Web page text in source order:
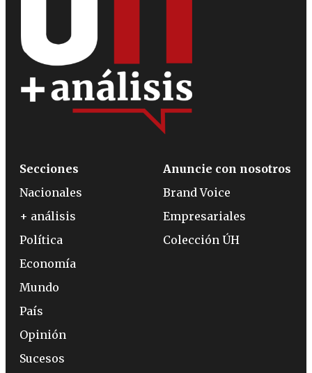
Secciones
Nacionales
+ análisis
Política
Economía
Mundo
País
Opinión
Sucesos
Anuncie con nosotros
Brand Voice
Empresariales
Colección ÚH